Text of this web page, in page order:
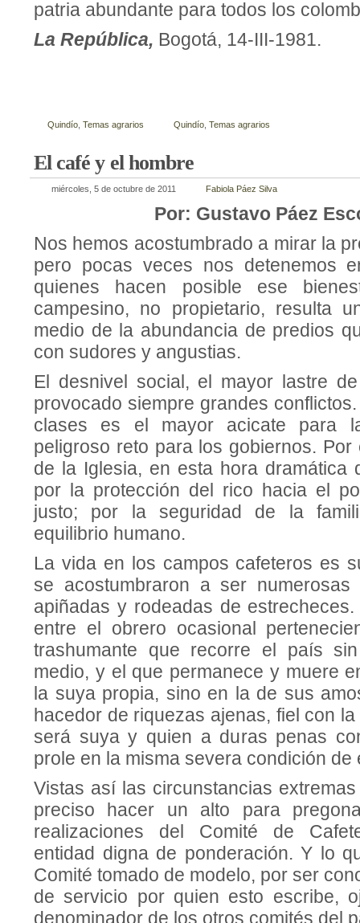
patria abundante para todos los
La República, Bogotá, 14-III-1981.
Quindío Temas agrarios Quindío Temas agrarios
El café y el hombre
miércoles, 5 de octubre de 2011 Fabiola Páez Silva
Por: Gustavo Páez
Nos hemos acostumbrado a mirar la
pero pocas veces nos detenemos
quienes hacen posible ese
campesino, no pro­pietario, resulta
medio de la abundancia de predios
con sudores y angustias.
El desnivel social, el mayor lastre
provocado siempre grandes
clases es el mayor acicate para
peligroso reto para los gobiernos. Por
de la Iglesia, en esta hora dramá­tica
por la protección del rico hacia el
justo; por la seguridad de la
equilibrio humano.
La vida en los campos cafete­ros es
se acostumbraron a ser
apiñadas y rodeadas de
entre el obrero ocasional
trashumante que re­corre el país
medio, y el que perma­nece y muere
la suya propia, sino en la de sus
hacedor de riquezas ajenas, fiel con
será suya y quien a duras penas
prole en la misma severa condición de
Vistas así las circunstancias
preciso hacer un alto para
realizaciones del Comité de
entidad digna de ponderación. Y lo
Comité tomado de modelo, por ser
de servicio por quien esto escribe,
denominador de los otros comités del